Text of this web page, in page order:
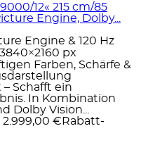
12« 215 cm/85
Engine, Dolby...
Engine & 120 Hz
px
Farben, Schärfe &
Schafft ein
In Kombination
Dolby Vision...
2.999,00 €Rabatt-